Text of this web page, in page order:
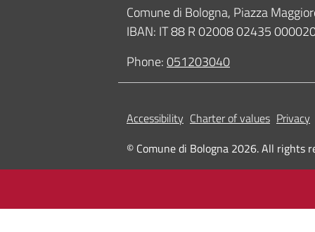
Contacts
Comune di Bologna, Piazza
IBAN: IT 88 R 02008 02435
Phone:051203040
Accessibility Charter of values Privacy
© Comune di Bologna 2026. All rights